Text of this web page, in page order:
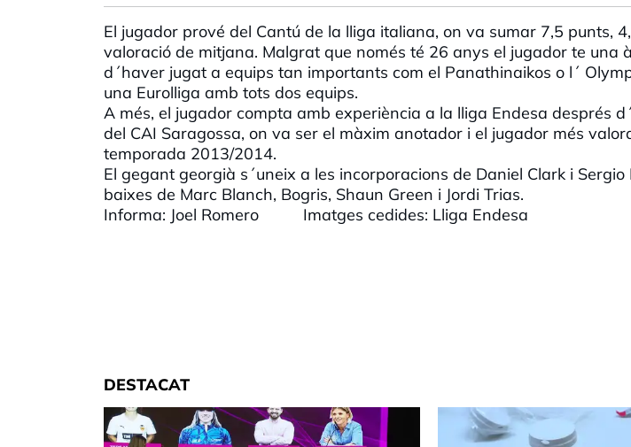
El jugador prové del Cantú de la lliga italiana, on va sumar 7,5 punts,
valoració de mitjana. Malgrat que només té 26 anys el jugador te una
d´haver jugat a equips tan importants com el Panathinaikos o l´
una Eurolliga amb tots dos equips.
A més, el jugador compta amb experiència a la lliga Endesa després
del CAI Saragossa, on va ser el màxim anotador i el jugador més
temporada 2013/2014.
El gegant georgià s´uneix a les incorporacions de Daniel Clark i
baixes de Marc Blanch, Bogris, Shaun Green i Jordi Trias.
Informa: Joel Romero Imatges cedides: Lliga Endesa
DESTACAT